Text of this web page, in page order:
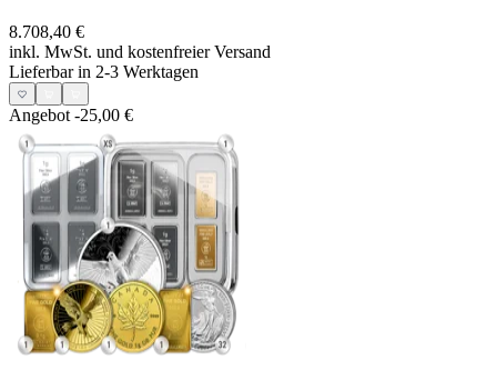
8.708,40 €
inkl. MwSt. und kostenfreier Versand
Lieferbar in 2-3 Werktagen
Angebot -25,00 €